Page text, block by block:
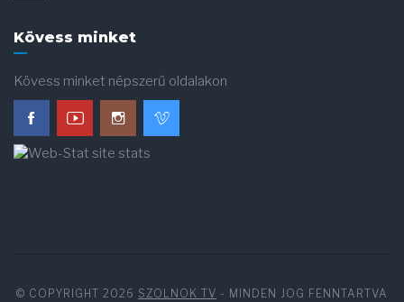
Kövess minket
Kövess minket népszerű oldalakon
© COPYRIGHT 2026 SZOLNOK TV - MINDEN JOG FENNTARTVA